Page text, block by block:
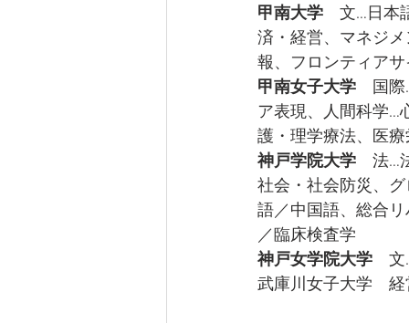
甲南大学 文…日本
済・経営、マネジ
報、フロンティア
甲南女子大学 国際
ア表現、人間科学…
護・理学療法、医
神戸学院大学 法…
社会・社会防災、
語／中国語、総合
／臨床検査学
神戸女学院大学 文
武庫川女子大学　